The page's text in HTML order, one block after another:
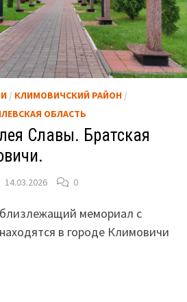
/ КЛИМОВИЧСКИЙ РАЙОН /
ОБЛАСТЬ
Славы. Братская
14.03.2026 0
мемориал с
в городе Климовичи